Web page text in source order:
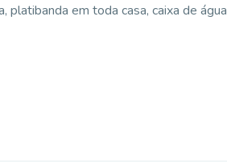
platibanda em toda casa, caixa de água